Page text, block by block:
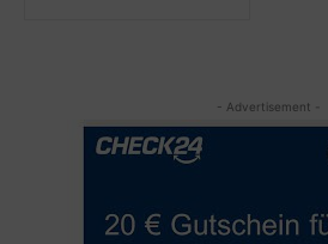
- Advertisement -